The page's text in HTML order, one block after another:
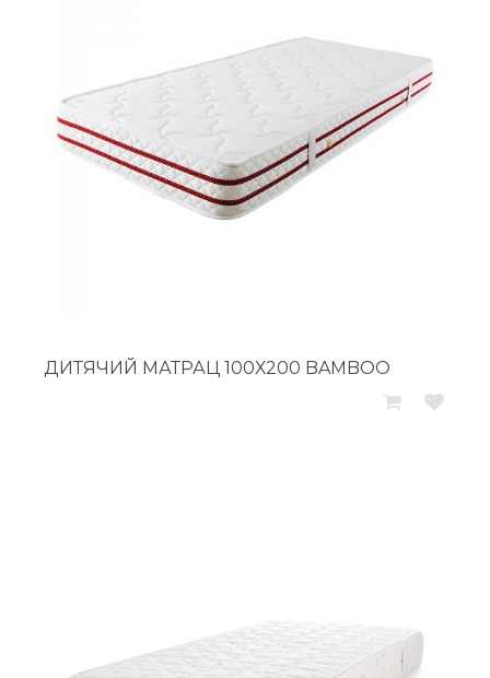
ДИТЯЧИЙ МАТРАЦ 100Х200 BAMBOO